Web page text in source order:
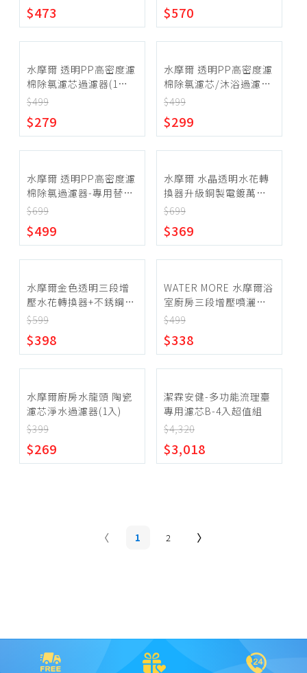
$473 $570
水摩爾 透明PP高密度濾
棉除氯濾芯過濾器(1入
贈轉接頭)
$499
$279
水摩爾 透明PP高密度濾
棉除氯濾芯/沐浴過濾器
(1入)
$499
$299
水摩爾 透明PP高密度濾
棉除氯過濾器-專用替換
濾芯(6入)
$699
$499
水摩爾 水晶透明水花轉
換器升級銅製電鍍萬向
轉接頭(高級款1入)
$699
$369
水摩爾金色透明三段增
壓水花轉換器+不銹鋼加
長管1入
$599
$398
WATER MORE 水摩爾浴
室廚房三段增壓噴灑頭
/360度水龍頭水花轉換
$499
$338
水摩爾廚房水龍頭 陶瓷
濾芯淨水過濾器(1入)
$399
$269
潔霖安健-多功能流理臺
專用濾芯B-4入超值組
$4,320
$3,018
1 2